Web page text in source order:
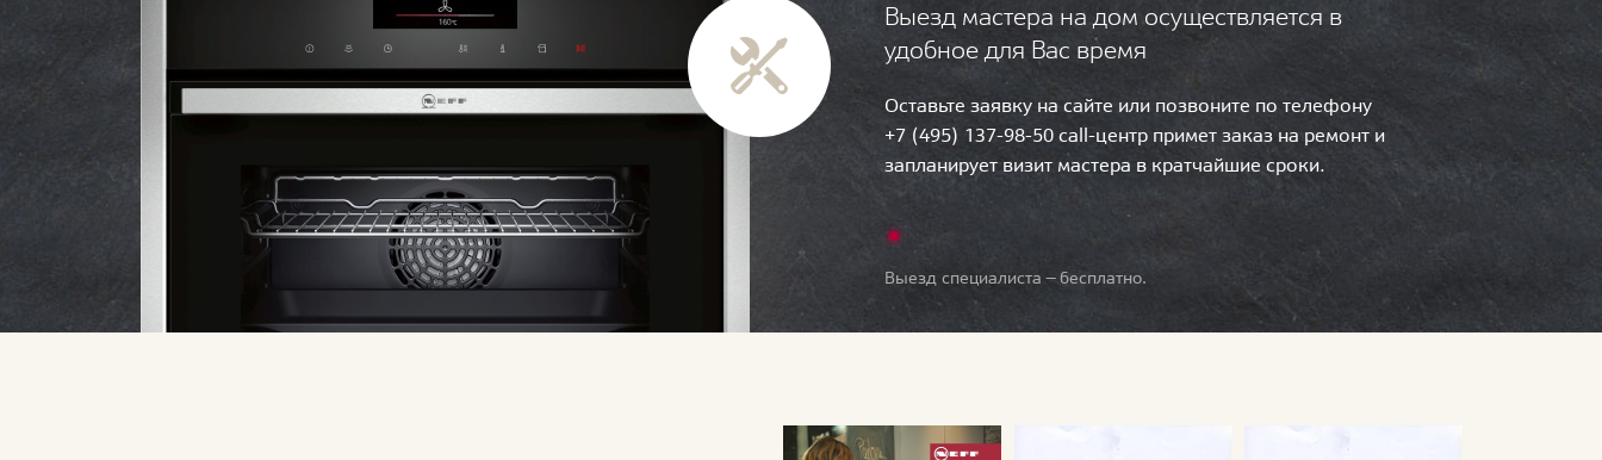
Выезд мастера на дом осуществляется в
удобное для Вас время
Оставьте заявку на сайте или позвоните по телефону
+7 (495) 137-98-50 call-центр примет заказ на ремонт и
запланирует визит мастера в кратчайшие сроки.
Выезд специалиста — бесплатно.